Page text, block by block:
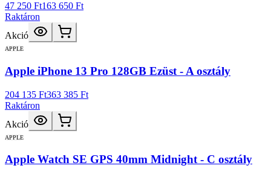
47 250 Ft163 650 Ft
Raktáron
Akció
APPLE
Apple iPhone 13 Pro 128GB Ezüst - A osztály
204 135 Ft363 385 Ft
Raktáron
Akció
APPLE
Apple Watch SE GPS 40mm Midnight - C osztály